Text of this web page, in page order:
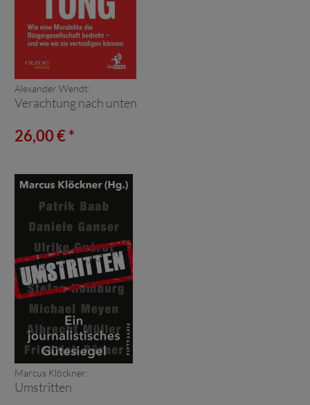
Alexander Wendt:
Verachtung nach unten
26,00 € *
Marcus Klöckner:
Umstritten